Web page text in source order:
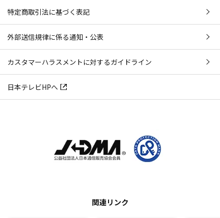
特定商取引法に基づく表記
外部送信規律に係る通知・公表
カスタマーハラスメントに対するガイドライン
日本テレビHPへ
関連リンク